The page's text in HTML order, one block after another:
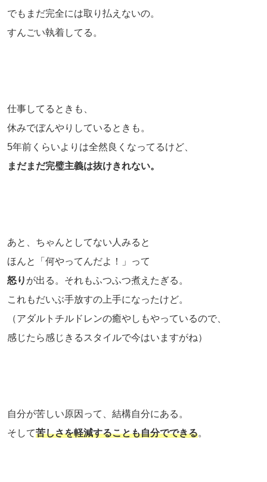
でもまだ完全には取り払えないの。
すんごい執着してる。
仕事してるときも、
休みでぼんやりしているときも。
5年前くらいよりは全然良くなってるけど、
まだまだ完璧主義は抜けきれない。
あと、ちゃんとしてない人みると
ほんと「何やってんだよ！」って
怒り が出る。それもふつふつ煮えたぎる。
これもだいぶ手放すの上手になったけど。
（アダルトチルドレンの癒やしもやっているので、
感じたら感じきるスタイルで今はいますがね）
自分が苦しい原因って、結構自分にある。
そして苦しさを軽減することも自分でできる。